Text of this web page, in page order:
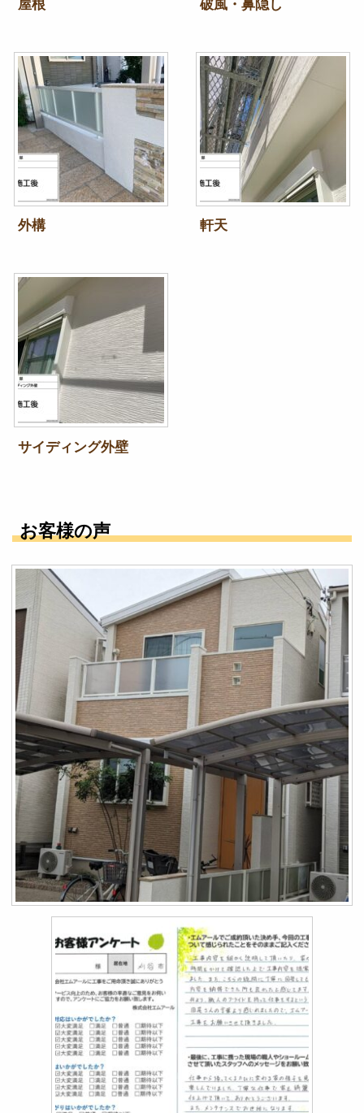
屋根 破風・鼻隠し
外構 軒天
サイディング外壁
お客様の声